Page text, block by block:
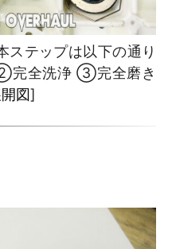
ステップは以下の通り
全洗浄 ③完全磨き
図]